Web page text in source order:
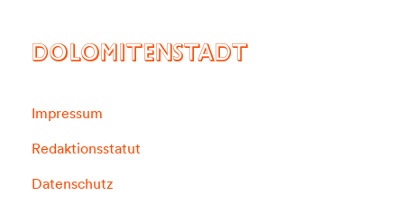
DOLOMITENSTADT
Impressum
Redaktionsstatut
Datenschutz